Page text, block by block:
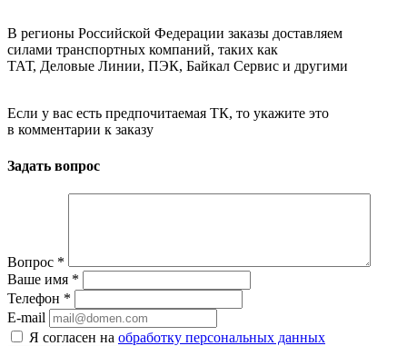
В регионы Российской Федерации заказы доставляем
силами транспортных компаний, таких как
ТАТ, Деловые Линии, ПЭК, Байкал Сервис и другими
Если у вас есть предпочитаемая ТК, то укажите это
в комментарии к заказу
Задать вопрос
Вопрос *
Ваше имя *
Телефон *
E-mail
Я согласен на обработку персональных данных